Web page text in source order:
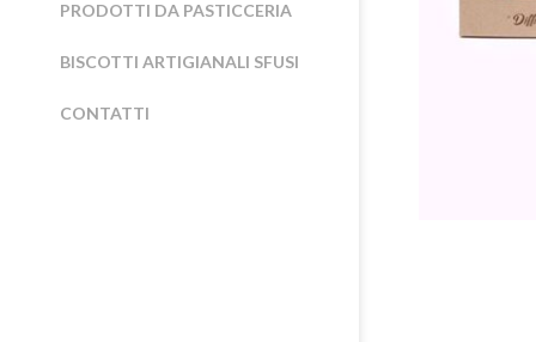
PRODOTTI DA PASTICCERIA
BISCOTTI ARTIGIANALI SFUSI
CONTATTI